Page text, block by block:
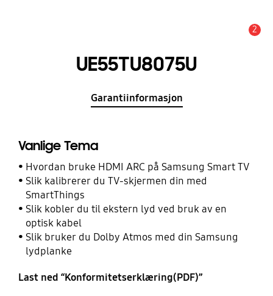
2
UE55TU8075U
Garantiinformasjon
Vanlige Tema
Hvordan bruke HDMI ARC på Samsung Smart TV
Slik kalibrerer du TV-skjermen din med
SmartThings
Slik kobler du til ekstern lyd ved bruk av en
optisk kabel
Slik bruker du Dolby Atmos med din Samsung
lydplanke
Last ned “Konformitetserklæring(PDF)”